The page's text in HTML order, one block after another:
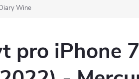
Wine
pro iPhone